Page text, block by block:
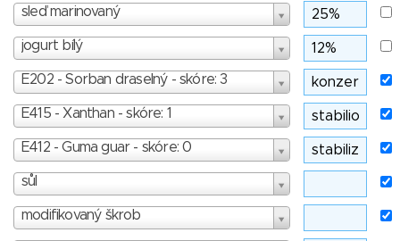
sleď marinovaný
jogurt bílý
E202 - Sorban draselný - skóre: 3
E415 - Xanthan - skóre: 1
E412 - Guma guar - skóre: 0
sůl
modifikovaný škrob